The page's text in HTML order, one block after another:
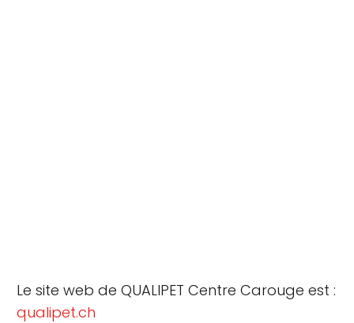
Le site web de QUALIPET Centre Carouge est :
qualipet.ch